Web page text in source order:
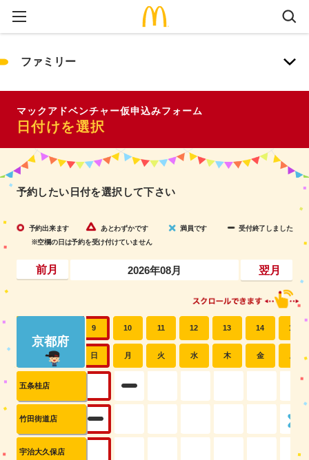
ファミリー
マックアドベンチャー仮申込みフォーム
日付けを選択
予約したい日付を選択して下さい
予約出来ます あとわずかです 満員です
受付終了しました
※空欄の日は予約を受け付けていません
2026年08月
京都府
9 10 11 12 13 14 15
土 日 月 火 水 木 金
五条桂店
竹田街道店
宇治大久保店